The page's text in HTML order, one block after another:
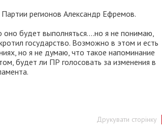
регионов Александр Ефремов.
будет выполняться....но я не понимаю,
государство. Возможно в этом и есть
но я не думаю, что такое напоминание
будет ли ПР голосовать за изменения в
Друкувати сторінку